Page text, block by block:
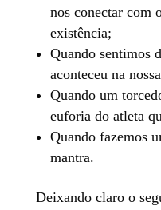
nos conectar com
existência;
Quando sentimos
aconteceu na
Quando um
euforia do atleta
Quando fazemos
mantra.
Deixando claro o